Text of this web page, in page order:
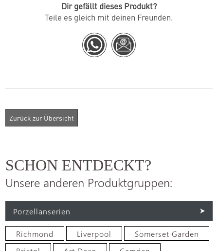
Dir gefällt dieses Produkt?
Teile es gleich mit deinen Freunden.
SCHON ENTDECKT?
Unsere anderen Produktgruppen:
Porzellanserien
Richmond
Liverpool
Somerset Garden